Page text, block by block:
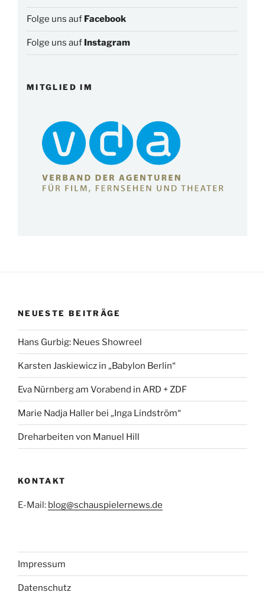
Folge uns auf Facebook
Folge uns auf Instagram
MITGLIED IM
NEUESTE BEITRÄGE
Hans Gurbig: Neues Showreel
Karsten Jaskiewicz in „Babylon Berlin“
Eva Nürnberg am Vorabend in ARD + ZDF
Marie Nadja Haller bei „Inga Lindström“
Dreharbeiten von Manuel Hill
KONTAKT
E-Mail: blog@schauspielernews.de
Impressum
Datenschutz